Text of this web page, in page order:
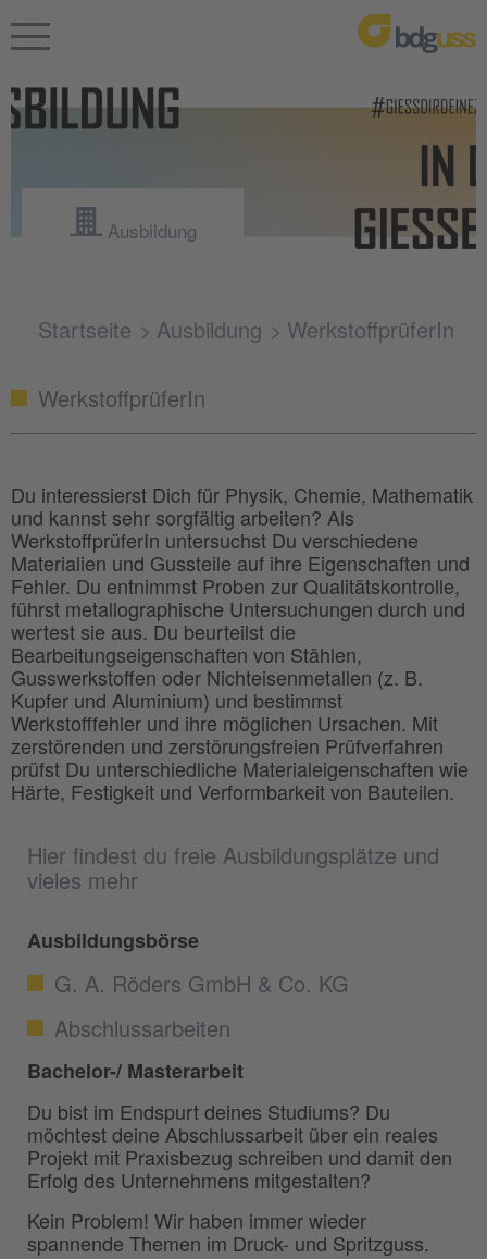
Ausbildung
Startseite Ausbildung WerkstoffprüferIn
Hier findest du freie Ausbildungsplätze und
vieles mehr
Ausbildungsbörse
G. A. Röders GmbH & Co. KG
Abschlussarbeiten
Bachelor-/ Masterarbeit
Du bist im Endspurt deines Studiums? Du
möchtest deine Abschlussarbeit über ein reales
Projekt mit Praxisbezug schreiben und damit den
Erfolg des Unternehmens mitgestalten?
Kein Problem! Wir haben immer wieder
spannende Themen im Druck- und Spritzguss.
WerkstoffprüferIn
Du interessierst Dich für Physik, Chemie, Mathematik
und kannst sehr sorgfältig arbeiten? Als
WerkstoffprüferIn untersuchst Du verschiedene
Materialien und Gussteile auf ihre Eigenschaften und
Fehler. Du entnimmst Proben zur Qualitätskontrolle,
führst metallographische Untersuchungen durch und
wertest sie aus. Du beurteilst die
Bearbeitungseigenschaften von Stählen,
Gusswerkstoffen oder Nichteisenmetallen (z. B.
Kupfer und Aluminium) und bestimmst
Werkstofffehler und ihre möglichen Ursachen. Mit
zerstörenden und zerstörungsfreien Prüfverfahren
prüfst Du unterschiedliche Materialeigenschaften wie
Härte, Festigkeit und Verformbarkeit von Bauteilen.